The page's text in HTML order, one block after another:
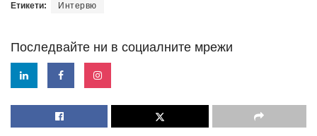
Етикети: Интервю
Последвайте ни в социалните мрежи